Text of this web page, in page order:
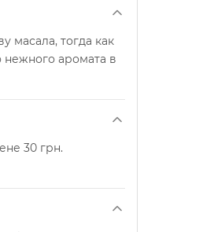
масала, тогда как
аромата в
30 грн.